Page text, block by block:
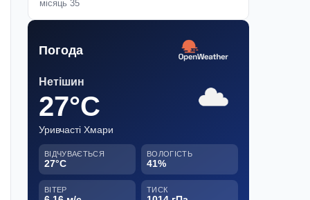
місяць 35
Погода
Нетішин
27°C
Уривчасті Хмари
ВІДЧУВАЄТЬСЯ
27°C
ВОЛОГІСТЬ
41%
ВІТЕР ТИСК